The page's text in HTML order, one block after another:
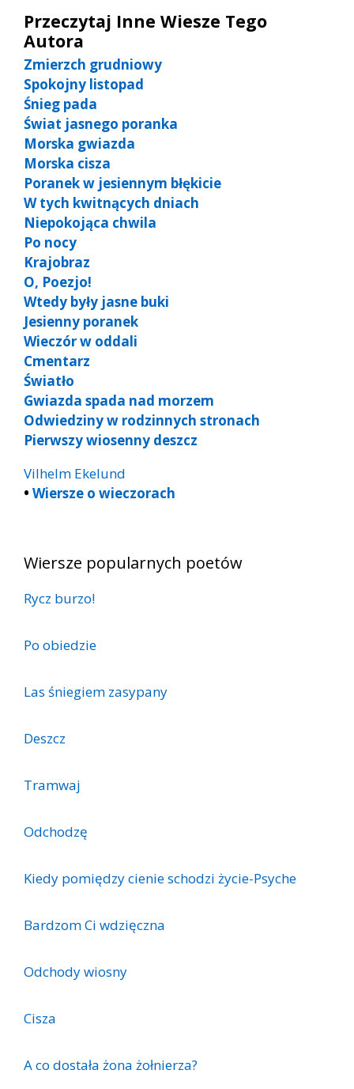
Przeczytaj Inne Wiesze Tego
Autora
Zmierzch grudniowy
Spokojny listopad
Śnieg pada
Świat jasnego poranka
Morska gwiazda
Morska cisza
Poranek w jesiennym błękicie
W tych kwitnących dniach
Niepokojąca chwila
Po nocy
Krajobraz
O, Poezjo!
Wtedy były jasne buki
Jesienny poranek
Wieczór w oddali
Cmentarz
Światło
Gwiazda spada nad morzem
Odwiedziny w rodzinnych stronach
Pierwszy wiosenny deszcz
Vilhelm Ekelund
• Wiersze o wieczorach
Wiersze popularnych poetów
Rycz burzo!
Po obiedzie
Las śniegiem zasypany
Deszcz
Tramwaj
Odchodzę
Kiedy pomiędzy cienie schodzi życie-Psyche
Bardzom Ci wdzięczna
Odchody wiosny
Cisza
A co dostała żona żołnierza?